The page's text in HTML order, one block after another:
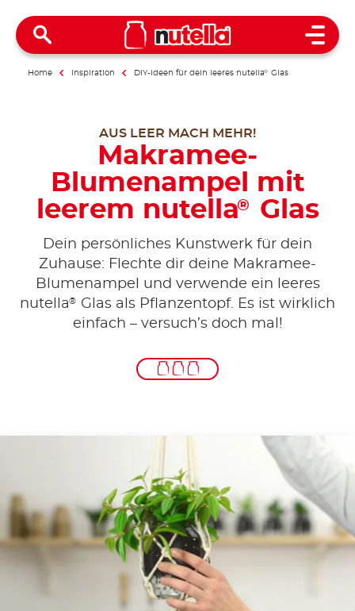
Open
Home Inspiration DIY-Ideen für dein leeres nutella® Glas
AUS LEER MACH MEHR!
Makramee-
Blumenampel mit
leerem nutella® Glas
Dein persönliches Kunstwerk für dein
Zuhause: Flechte dir deine Makramee-
Blumenampel und verwende ein leeres
nutella®
Glas als Pflanzentopf. Es ist wirklich
einfach – versuch’s doch mal!